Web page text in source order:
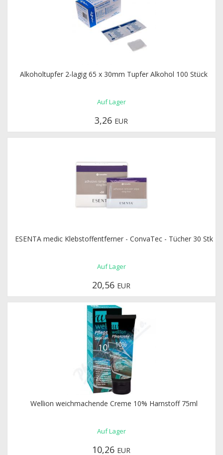
Alkoholtupfer 2-lagig 65 x 30mm Tupfer Alkohol 100 Stück
Auf Lager
3,26 EUR
ESENTA medic Klebstoffentferner - ConvaTec - Tücher 30 Stk
Auf Lager
20,56 EUR
Wellion weichmachende Creme 10% Harnstoff 75ml
Auf Lager
10,26 EUR